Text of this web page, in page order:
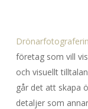
företag som vill
och visuellt
går det att skapa
detaljer som